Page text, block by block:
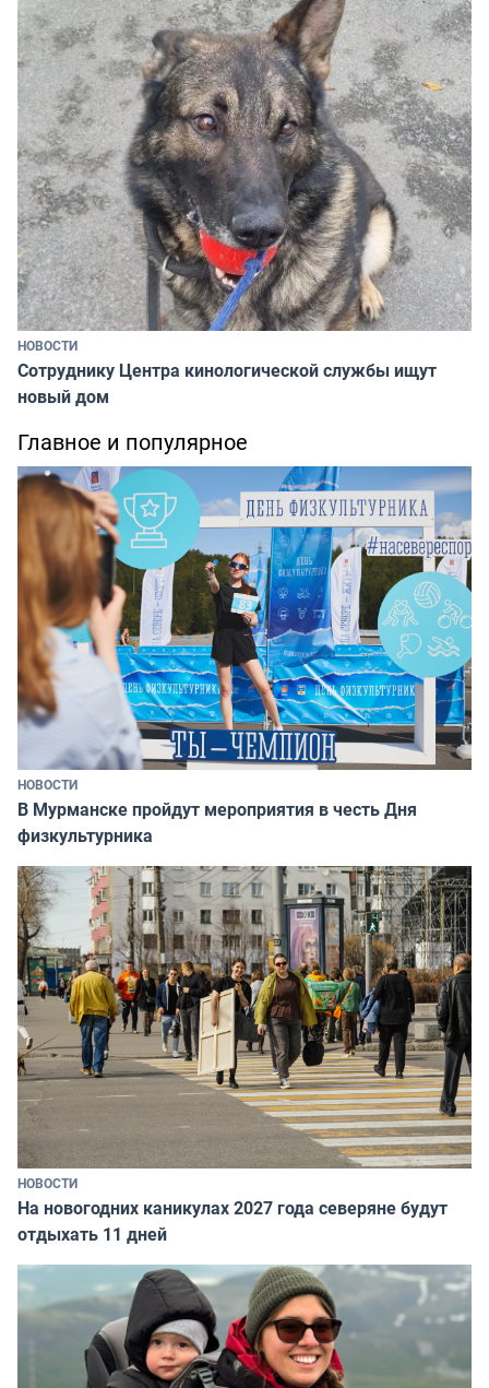
НОВОСТИ
Сотруднику Центра кинологической службы ищут
новый дом
Главное и популярное
НОВОСТИ
В Мурманске пройдут мероприятия в честь Дня
физкультурника
НОВОСТИ
На новогодних каникулах 2027 года северяне будут
отдыхать 11 дней